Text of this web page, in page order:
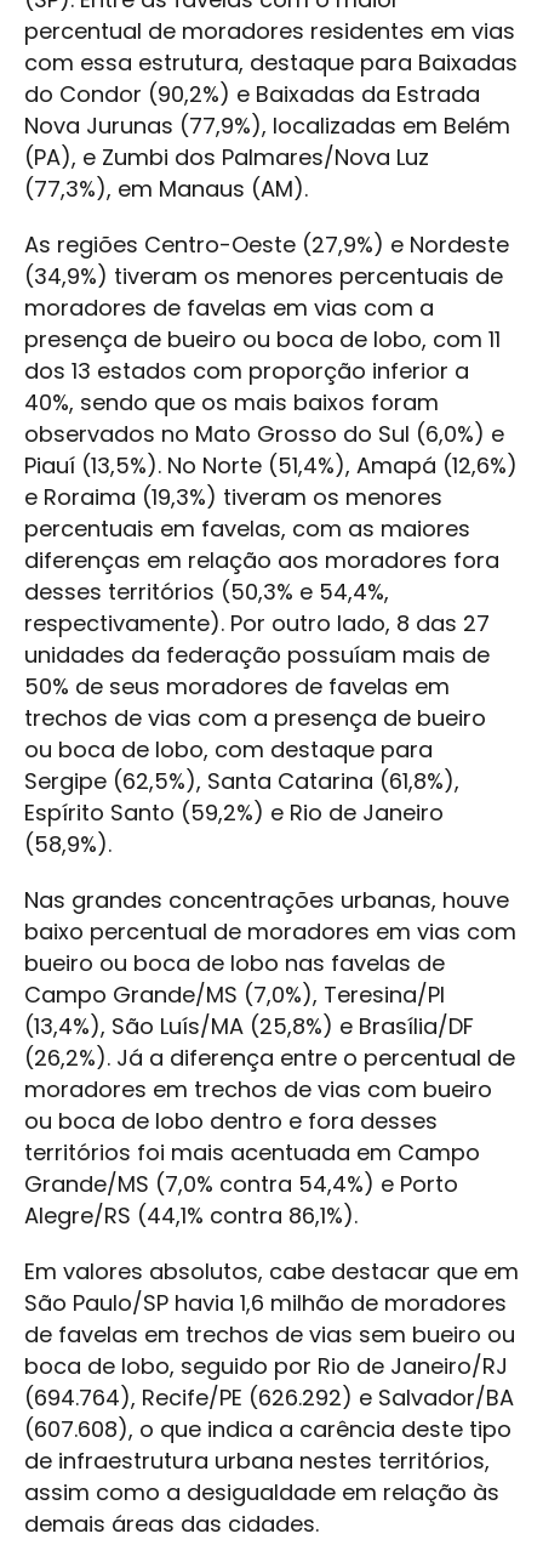
percentual de moradores residentes em vias
com essa estrutura, destaque para Baixadas
do Condor (90,2%) e Baixadas da Estrada
Nova Jurunas (77,9%), localizadas em Belém
(PA), e Zumbi dos Palmares/Nova Luz
(77,3%), em Manaus (AM).
As regiões Centro-Oeste (27,9%) e Nordeste
(34,9%) tiveram os menores percentuais de
moradores de favelas em vias com a
presença de bueiro ou boca de lobo, com 11
dos 13 estados com proporção inferior a
40%, sendo que os mais baixos foram
observados no Mato Grosso do Sul (6,0%) e
Piauí (13,5%). No Norte (51,4%), Amapá (12,6%)
e Roraima (19,3%) tiveram os menores
percentuais em favelas, com as maiores
diferenças em relação aos moradores fora
desses territórios (50,3% e 54,4%,
respectivamente). Por outro lado, 8 das 27
unidades da federação possuíam mais de
50% de seus moradores de favelas em
trechos de vias com a presença de bueiro
ou boca de lobo, com destaque para
Sergipe (62,5%), Santa Catarina (61,8%),
Espírito Santo (59,2%) e Rio de Janeiro
(58,9%).
Nas grandes concentrações urbanas, houve
baixo percentual de moradores em vias com
bueiro ou boca de lobo nas favelas de
Campo Grande/MS (7,0%), Teresina/PI
(13,4%), São Luís/MA (25,8%) e Brasília/DF
(26,2%). Já a diferença entre o percentual de
moradores em trechos de vias com bueiro
ou boca de lobo dentro e fora desses
territórios foi mais acentuada em Campo
Grande/MS (7,0% contra 54,4%) e Porto
Alegre/RS (44,1% contra 86,1%).
Em valores absolutos, cabe destacar que em
São Paulo/SP havia 1,6 milhão de moradores
de favelas em trechos de vias sem bueiro ou
boca de lobo, seguido por Rio de Janeiro/RJ
(694.764), Recife/PE (626.292) e Salvador/BA
(607.608), o que indica a carência deste tipo
de infraestrutura urbana nestes territórios,
assim como a desigualdade em relação às
demais áreas das cidades.